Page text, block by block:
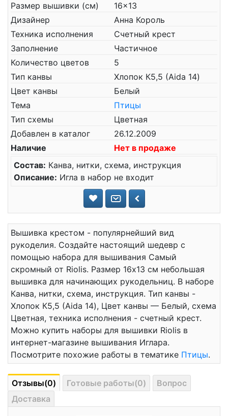
Размер вышивки (см)
16x13
Дизайнер
Анна Король
Техника исполнения
Счетный крест
Заполнение
Частичное
Количество цветов
5
Тип канвы
Хлопок К5,5 (Aida 14)
Цвет канвы
Белый
Тема
Птицы
Тип схемы
Цветная
Добавлен в каталог
26.12.2009
Наличие
Нет в продаже
Состав: Канва, нитки, схема, инструкция
Описание: Игла в набор не входит
Вышивка крестом - популярнейший вид
рукоделия. Создайте настоящий шедевр с
помощью набора для вышивания Самый
скромный от Riolis. Размер 16x13 см небольшая
вышивка для начинающих рукодельниц. В наборе
Канва, нитки, схема, инструкция. Тип канвы -
Хлопок К5,5 (Aida 14), Цвет канвы — Белый, схема
Цветная, техника исполнения - счетный крест.
Можно купить наборы для вышивки Riolis в
интернет-магазине вышивания Иглара.
Посмотрите похожие работы в тематике Птицы.
Отзывы(0) Готовые работы(0)
Вопрос
Доставка